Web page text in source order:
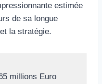
estimée
de sa longue
la stratégie.
millions Euro